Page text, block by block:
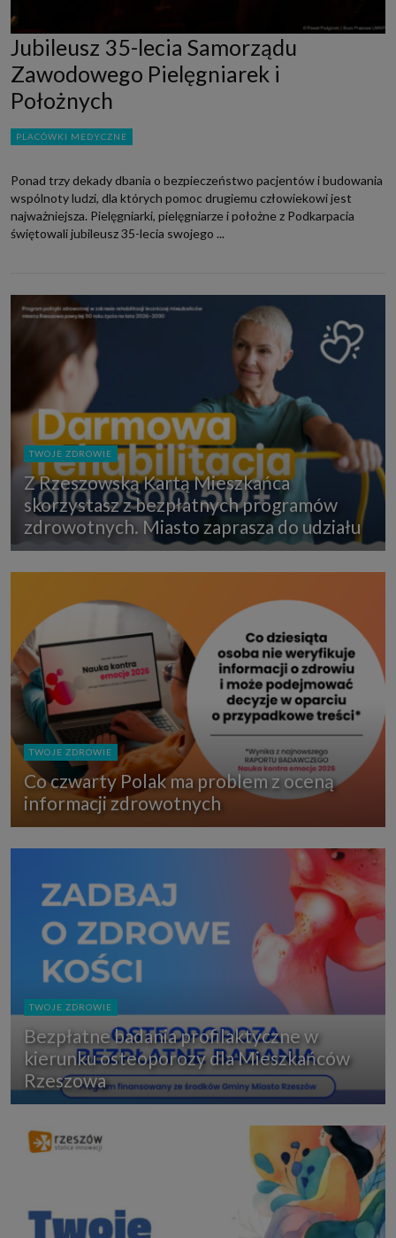
Jubileusz 35-lecia Samorządu
Zawodowego Pielęgniarek i
Położnych
PLACÓWKI MEDYCZNE
Ponad trzy dekady dbania o bezpieczeństwo pacjentów i budowania
wspólnoty ludzi, dla których pomoc drugiemu człowiekowi jest
najważniejsza. Pielęgniarki, pielęgniarze i położne z Podkarpacia
świętowali jubileusz 35-lecia swojego ...
TWOJE ZDROWIE
Z Rzeszowską Kartą Mieszkańca
skorzystasz z bezpłatnych programów
zdrowotnych. Miasto zaprasza do udziału
TWOJE ZDROWIE
Co czwarty Polak ma problem z oceną
informacji zdrowotnych
TWOJE ZDROWIE
Bezpłatne badania profilaktyczne w
kierunku osteoporozy dla Mieszkańców
Rzeszowa